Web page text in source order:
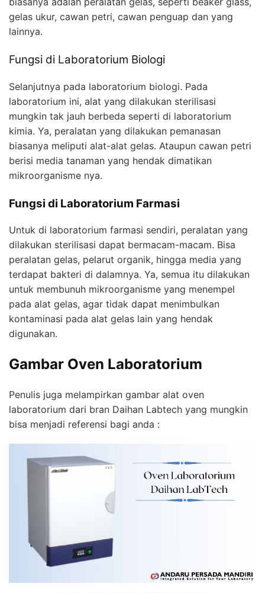
gelas ukur, cawan petri, cawan penguap dan yang
lainnya.
Fungsi di Laboratorium Biologi
Selanjutnya pada laboratorium biologi. Pada
laboratorium ini, alat yang dilakukan sterilisasi
mungkin tak jauh berbeda seperti di laboratorium
kimia. Ya, peralatan yang dilakukan pemanasan
biasanya meliputi alat-alat gelas. Ataupun cawan petri
berisi media tanaman yang hendak dimatikan
mikroorganisme nya.
Fungsi di Laboratorium Farmasi
Untuk di laboratorium farmasi sendiri, peralatan yang
dilakukan sterilisasi dapat bermacam-macam. Bisa
peralatan gelas, pelarut organik, hingga media yang
terdapat bakteri di dalamnya. Ya, semua itu dilakukan
untuk membunuh mikroorganisme yang menempel
pada alat gelas, agar tidak dapat menimbulkan
kontaminasi pada alat gelas lain yang hendak
digunakan.
Gambar Oven Laboratorium
Penulis juga melampirkan gambar alat oven
laboratorium dari bran Daihan Labtech yang mungkin
bisa menjadi referensi bagi anda :